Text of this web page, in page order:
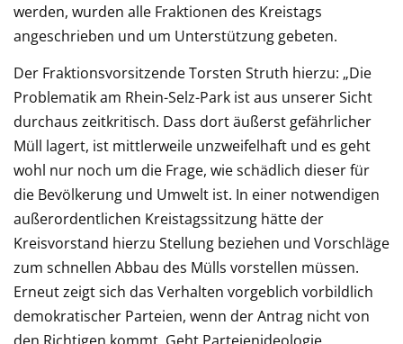
werden, wurden alle Fraktionen des Kreistags
angeschrieben und um Unterstützung gebeten.
Der Fraktionsvorsitzende Torsten Struth hierzu: „Die
Problematik am Rhein-Selz-Park ist aus unserer Sicht
durchaus zeitkritisch. Dass dort äußerst gefährlicher
Müll lagert, ist mittlerweile unzweifelhaft und es geht
wohl nur noch um die Frage, wie schädlich dieser für
die Bevölkerung und Umwelt ist. In einer notwendigen
außerordentlichen Kreistagssitzung hätte der
Kreisvorstand hierzu Stellung beziehen und Vorschläge
zum schnellen Abbau des Mülls vorstellen müssen.
Erneut zeigt sich das Verhalten vorgeblich vorbildlich
demokratischer Parteien, wenn der Antrag nicht von
den Richtigen kommt. Geht Parteienideologie